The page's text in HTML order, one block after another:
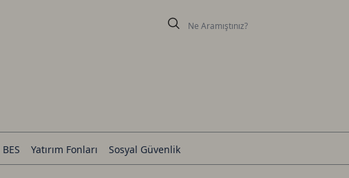
BES Yatırım Fonları Sosyal Güvenlik